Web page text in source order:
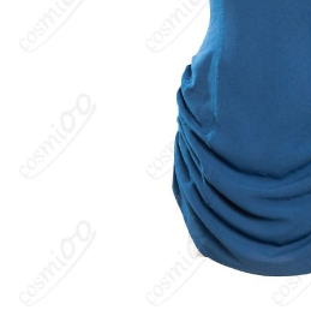
ー。長命種のエルフの魔法使いで、
で博識、合成魔術など高度な魔法に
強く、ファリン救出のためダンジョ
に抵抗があるが、旅を通じて実利と
：長い金髪と尖っ
使い。礼儀正しく気丈だが、感情が
のぞく。魔法理論に明るく、パーテ
担当。常識人ポジションとして暴走